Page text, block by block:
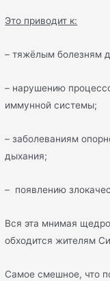
Это приводит к:
– тяжёлым болезням
– нарушению
иммунной системы;
– заболеваниям
дыхания;
– появлению
Вся эта мнимая
обходится жителям
Самое смешное, что